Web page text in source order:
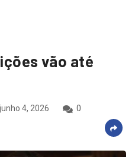
vão até
junho 4, 2026
0